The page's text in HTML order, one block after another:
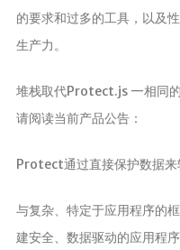
的要求和过多的工具，以及
生产力。
堆栈取代Protect.js —相同的
请阅读当前产品公告：
Protect通过直接保护数据来
与复杂、特定于应用程序的
建安全、数据驱动的应用程